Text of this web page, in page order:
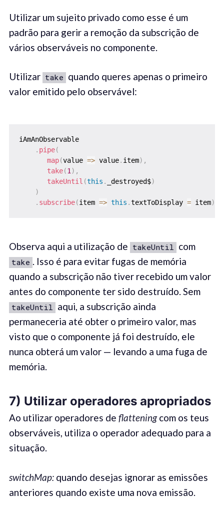
Utilizar um sujeito privado como esse é um
padrão para gerir a remoção da subscrição de
vários observáveis no componente.
Utilizar take quando queres apenas o primeiro
valor emitido pelo observável:
iAmAnObservable
. pipe(
map(value => value. item) ,
take(1 ) ,
takeUntil (this . _destroyed$)
)
. subscribe(item => this .textToDisplay = item)
Observa aqui a utilização de takeUntil com
take . Isso é para evitar fugas de memória
quando a subscrição não tiver recebido um valor
antes do componente ter sido destruído. Sem
takeUntil
aqui, a subscrição ainda
permaneceria até obter o primeiro valor, mas
visto que o componente já foi destruído, ele
nunca obterá um valor — levando a uma fuga de
memória.
7) Utilizar operadores apropriados
Ao utilizar operadores de flatteningcom os teus
observáveis, utiliza o operador adequado para a
situação.
switchMap:quando desejas ignorar as emissões
anteriores quando existe uma nova emissão.